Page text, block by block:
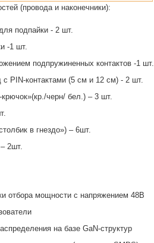
(провода и наконечники):
подпайки - 2 шт.
-1 шт.
подпружиненных контактов -1 шт.
с PIN-контактами (5 см и 12 см) - 2 шт.
черн/ бел.) – 3 шт.
в гнездо») – 6шт.
2шт.
отбора мощности с напряжением 48В
на базе GaN-структур